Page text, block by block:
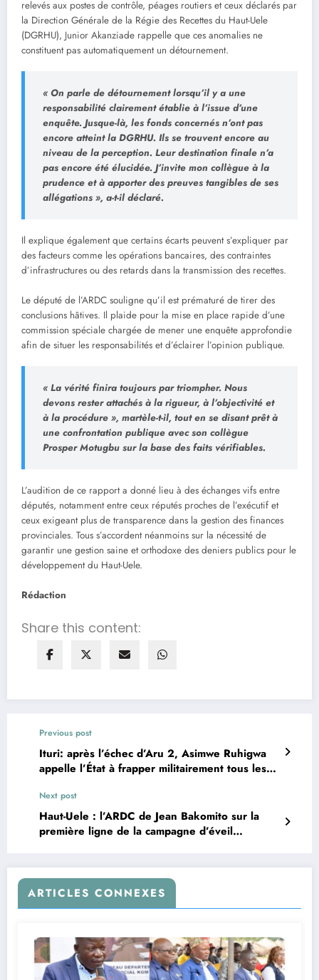
relevés aux postes de contrôle, péages routiers et ceux déclarés par
la Direction Générale de la Régie des Recettes du Haut-Uele
(DGRHU), Junior Akanziade rappelle que ces anomalies ne
constituent pas automatiquement un détournement.
« On parle de détournement lorsqu’il y a une
responsabilité clairement établie à l’issue d’une
enquête. Jusque-là, les fonds concernés n’ont pas
encore atteint la DGRHU. Ils se trouvent encore au
niveau de la perception. Leur destination finale n’a
pas encore été élucidée. J’invite mon collègue à la
prudence et à apporter des preuves tangibles de ses
allégations », a-t-il déclaré.
Il explique également que certains écarts peuvent s’expliquer par
des facteurs comme les opérations bancaires, des contraintes
d’infrastructures ou des retards dans la transmission des recettes.
Le député de l’ARDC souligne qu’il est prématuré de tirer des
conclusions hâtives. Il plaide pour la mise en place rapide d’une
commission spéciale chargée de mener une enquête approfondie
afin de situer les responsabilités et d’éclairer l’opinion publique.
« La vérité finira toujours par triompher. Nous
devons rester attachés à la rigueur, à l’objectivité et
à la procédure », martèle-t-il, tout en se disant prêt à
une confrontation publique avec son collègue
Prosper Motugbu sur la base des faits vérifiables.
L’audition de ce rapport a donné lieu à des échanges vifs entre
députés, notamment entre ceux réputés proches de l’exécutif et
ceux exigeant plus de transparence dans la gestion des finances
provinciales. Tous s’accordent néanmoins sur la nécessité de
garantir une gestion saine et orthodoxe des deniers publics pour le
développement du Haut-Uele.
Rédaction
Share this content:
Previous post
Ituri: après l’échec d’Aru 2, Asimwe Ruhigwa
appelle l’État à frapper militairement tous les
Next post
Haut-Uele : l’ARDC de Jean Bakomito sur la
première ligne de la campagne d’éveil
ARTICLES CONNEXES